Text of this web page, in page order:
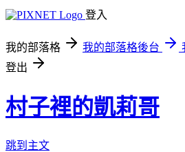
登入
我的部落格 我的部落格後台
登出
村子裡的凱莉哥
跳到主文